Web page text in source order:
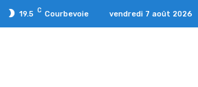
19.5 C Courbevoie vendredi 7 août 2026